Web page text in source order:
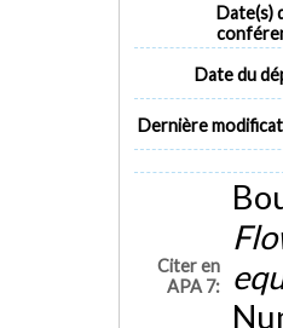
Date(s)
Date du
Dernière
Citer en
APA 7: